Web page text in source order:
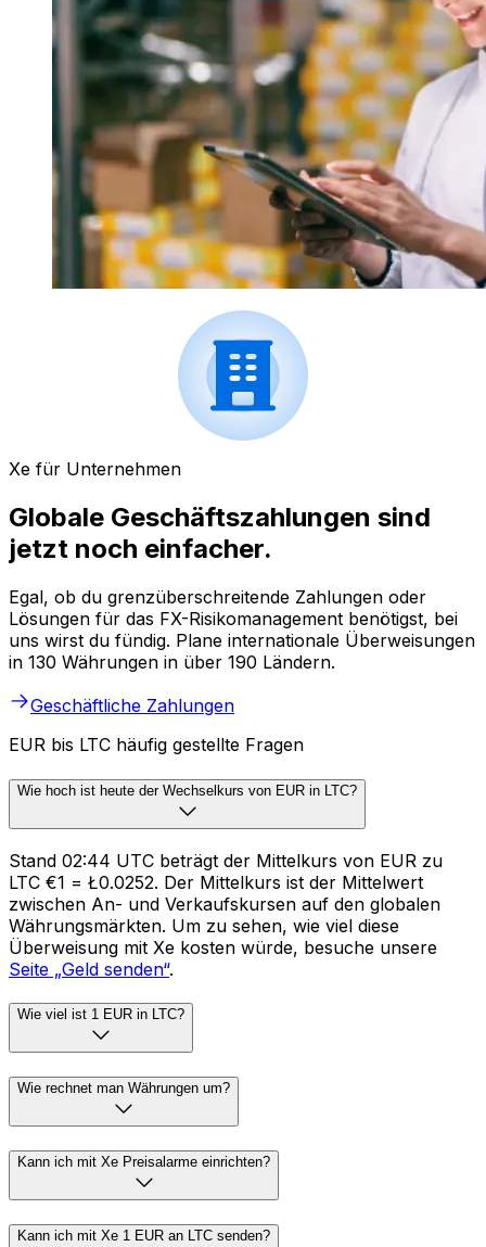
Xe für Unternehmen
Globale Geschäftszahlungen sind
jetzt noch einfacher.
Egal, ob du grenzüberschreitende Zahlungen oder
Lösungen für das FX-Risikomanagement benötigst, bei
uns wirst du fündig. Plane internationale Überweisungen
in 130 Währungen in über 190 Ländern.
Geschäftliche Zahlungen
EUR bis LTC häufig gestellte Fragen
Wie hoch ist heute der Wechselkurs von EUR in LTC?
Stand 02:44 UTC beträgt der Mittelkurs von EUR zu
LTC €1 = Ł0.0252. Der Mittelkurs ist der Mittelwert
zwischen An- und Verkaufskursen auf den globalen
Währungsmärkten. Um zu sehen, wie viel diese
Überweisung mit Xe kosten würde, besuche unsere
Seite „Geld senden“.
Wie viel ist 1 EUR in LTC?
Wie rechnet man Währungen um?
Kann ich mit Xe Preisalarme einrichten?
Kann ich mit Xe 1 EUR an LTC senden?